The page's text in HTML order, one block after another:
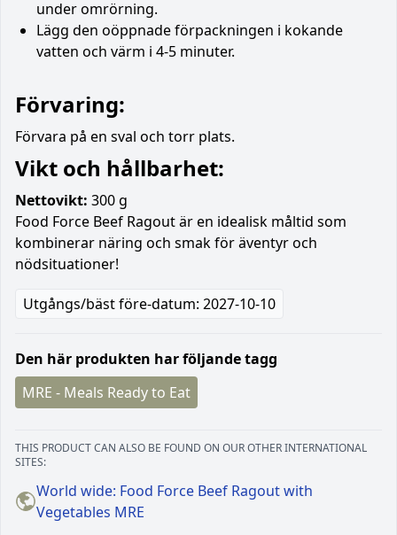
under omrörning.
Lägg den oöppnade förpackningen i kokande
vatten och värm i 4-5 minuter.
Förvaring:
Förvara på en sval och torr plats.
Vikt och hållbarhet:
Nettovikt: 300 g
Food Force Beef Ragout är en idealisk måltid som
kombinerar näring och smak för äventyr och
nödsituationer!
Utgångs/bäst före-datum: 2027-10-10
Den här produkten har följande tagg
MRE - Meals Ready to Eat
THIS PRODUCT CAN ALSO BE FOUND ON OUR OTHER INTERNATIONAL
SITES:
World wide: Food Force Beef Ragout with
Vegetables MRE